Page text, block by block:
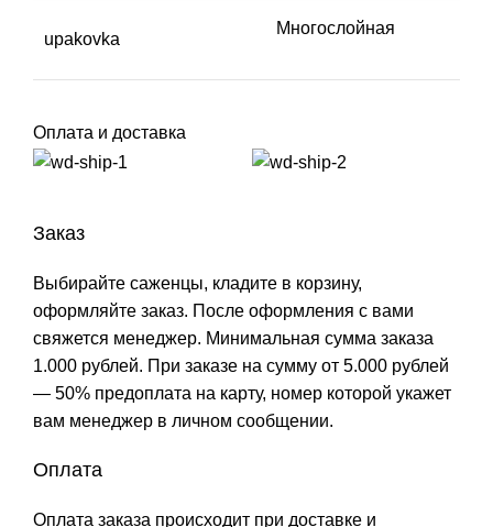
upakovka
Многослойная
Оплата и доставка
Заказ
Выбирайте саженцы, кладите в корзину,
оформляйте заказ. После оформления с вами
свяжется менеджер. Минимальная сумма заказа
1.000 рублей. При заказе на сумму от 5.000 рублей
— 50% предоплата на карту, номер которой укажет
вам менеджер в личном сообщении.
Оплата
Оплата заказа происходит при доставке и